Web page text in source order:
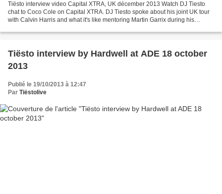
Tiësto interview video Capital XTRA, UK décember 2013 Watch DJ Tiesto
chat to Coco Cole on Capital XTRA. DJ Tiesto spoke about his joint UK tour
with Calvin Harris and what it's like mentoring Martin Garrix during his
Tiësto interview by Hardwell at ADE 18 october
2013
Publié le 19/10/2013 à 12:47
Par Tiëstolive